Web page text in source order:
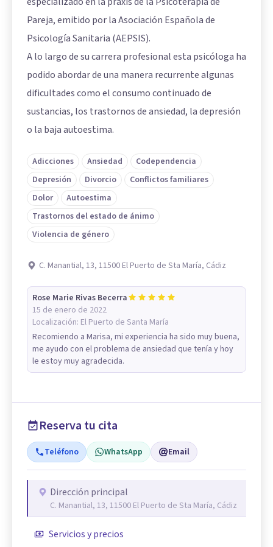
Pareja, emitido por la Asociación Española de
Psicología Sanitaria (AEPSIS).
A lo largo de su carrera profesional esta psicóloga ha
podido abordar de una manera recurrente algunas
dificultades como el consumo continuado de
sustancias, los trastornos de ansiedad, la depresión
o la baja autoestima.
Adicciones Ansiedad
Codependencia
Depresión
Divorcio
Conflictos familiares
Dolor
Autoestima
Trastornos del estado de ánimo
Violencia de género
C. Manantial, 13, 11500 El Puerto de Sta María, Cádiz
Rose Marie Rivas Becerra
15 de enero de 2022
Localización: El Puerto de Santa María
Recomiendo a Marisa, mi experiencia ha sido muy buena,
me ayudo con el problema de ansiedad que tenía y hoy
le estoy muy agradecida.
Reserva tu cita
Teléfono WhatsApp Email
Dirección principal
C. Manantial, 13, 11500 El Puerto de Sta María, Cádiz
Servicios y precios